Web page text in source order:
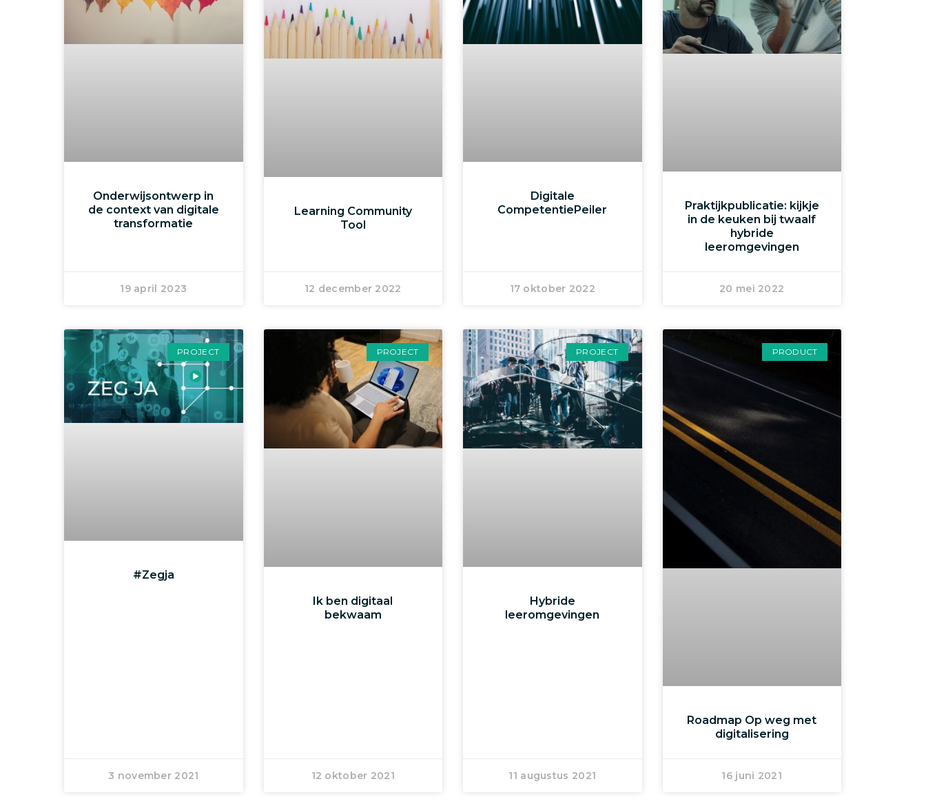
Onderwijsontwerp in
de context van digitale
transformatie
19 april 2023
Learning Community
Tool
12 december 2022
Digitale
CompetentiePeiler
17 oktober 2022
Praktijkpublicatie: kijkje
in de keuken bij twaalf
hybride
leeromgevingen
20 mei 2022
PROJECT
#Zegja
3 november 2021
PROJECT
Ik ben digitaal
bekwaam
12 oktober 2021
PROJECT
Hybride
leeromgevingen
11 augustus 2021
PRODUCT
Roadmap Op weg met
digitalisering
16 juni 2021